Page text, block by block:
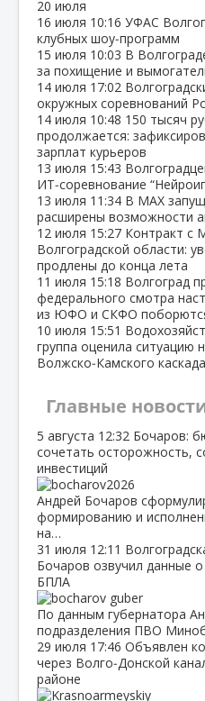
20 июля
16 июля 10:16 УФАС
клубных шоу‑программ
15 июля 10:03 В
за похищение и
14 июля 17:02
окружных соревнований
14 июля 10:48 150 тысяч
продолжается:
зарплат курьеров
13 июля 15:43
ИТ‑соревнование
13 июля 11:34 В МАХ
расширены возможности
12 июля 15:27 Контракт с
Волгоградской области:
продлены до конца лета
11 июля 15:18 Волгоград
федерального смотра
из ЮФО и СКФО
10 июля 15:51
группа оценила ситуацию
Волжско‑Камского каскада
Главные
5 августа 12:32 Бочаров:
сочетать осторожность,
инвестиций
Андрей Бочаров
формированию и
на…
31 июля 12:11
Бочаров озвучил данные
БПЛА
По данным губернатора
подразделения ПВО
29 июля 17:46 Объявлен
через Волго‑Донской
районе